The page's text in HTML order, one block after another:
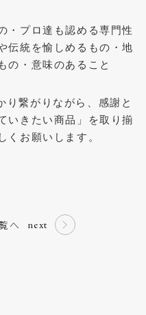
・プロ達も認める専門性
伝統を愉しめるもの・地
の・意味のあること
繋がりながら、感謝と
いきたい商品」を取り揃
くお願いします。
へ next